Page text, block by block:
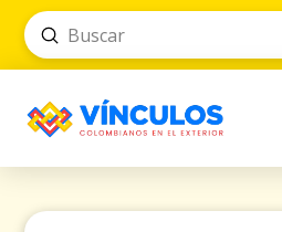
Search
Submit